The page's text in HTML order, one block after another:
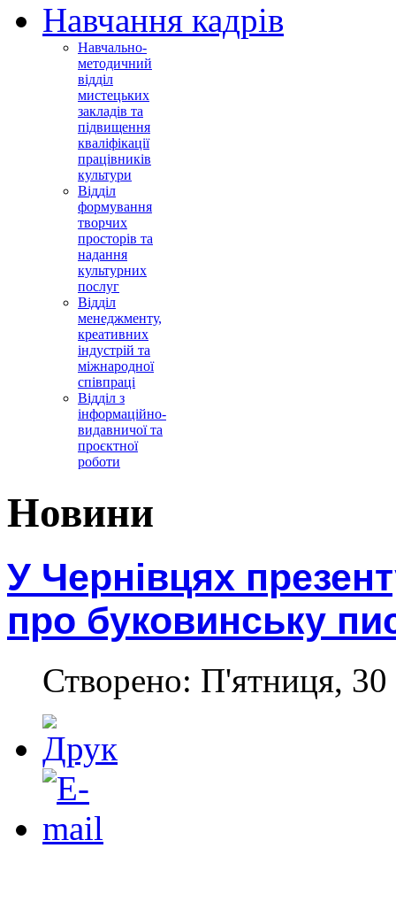
Навчання кадрів
Навчально-
методичний
відділ
мистецьких
закладів та
підвищення
кваліфікації
працівників
культури
Відділ
формування
творчих
просторів та
надання
культурних
послуг
Відділ
менеджменту,
креативних
індустрій та
міжнародної
співпраці
Відділ з
інформаційно-
видавничої та
проєктної
роботи
Новини
У Чернівцях
про буковинську
Створено: П'ятниця, 30